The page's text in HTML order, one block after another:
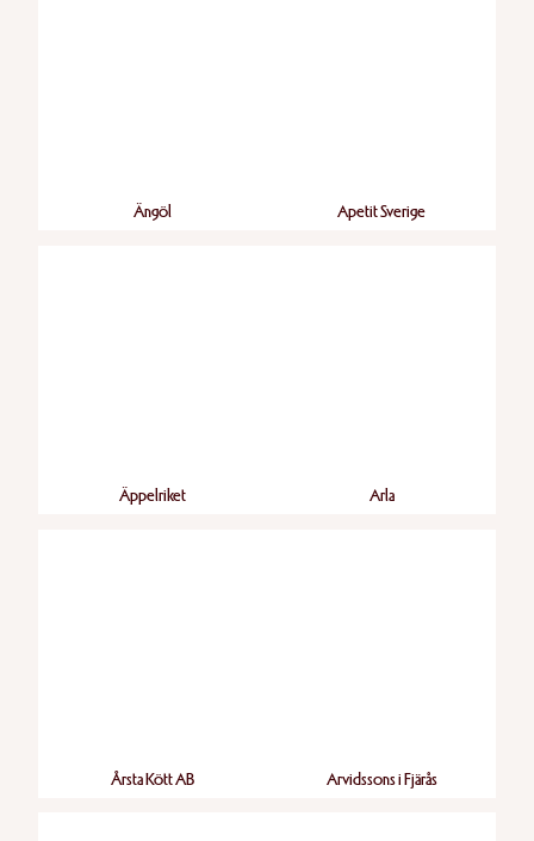
Ängöl Apetit Sverige
Äppelriket Arla
Årsta Kött AB Arvidssons i Fjärås